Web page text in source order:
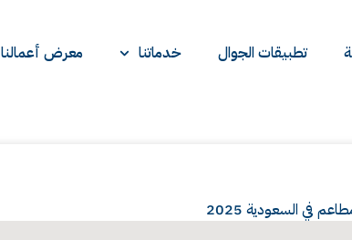
تطبيقات الجوال خدماتنا معرض أعمالنا
في السعودية 2025